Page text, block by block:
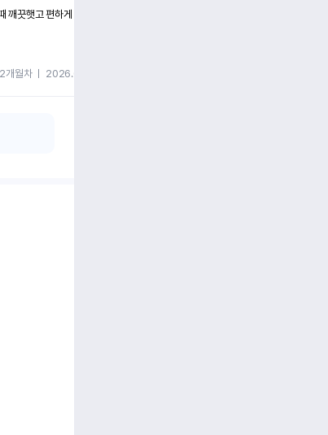
깨끗햇고 편하게 잘이용했습니다!
개월차ㅣ 2026.07.08